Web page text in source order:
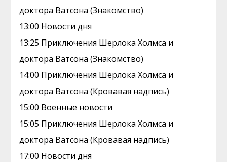
доктора Ватсона (Знакомство)
13:00 Новости дня
13:25 Приключения Шерлока Холмса и
доктора Ватсона (Знакомство)
14:00 Приключения Шерлока Холмса и
доктора Ватсона (Кровавая надпись)
15:00 Военные новости
15:05 Приключения Шерлока Холмса и
доктора Ватсона (Кровавая надпись)
17:00 Новости дня